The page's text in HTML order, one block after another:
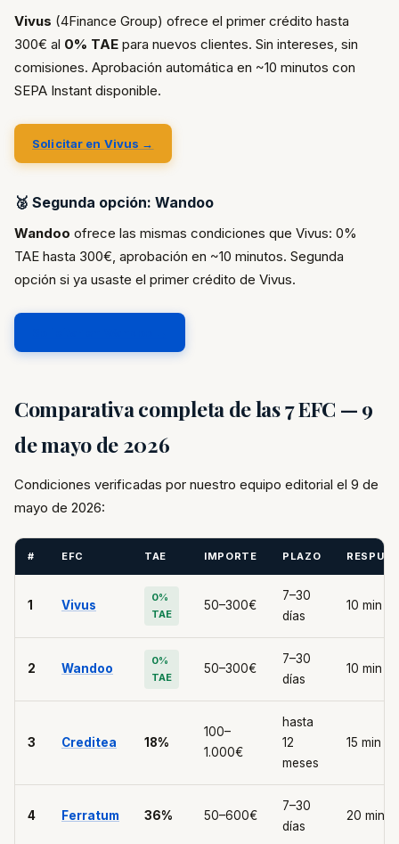
Vivus (4Finance Group) ofrece el primer crédito hasta
300€ al 0% TAE para nuevos clientes. Sin intereses, sin
comisiones. Aprobación automática en ~10 minutos con
SEPA Instant disponible.
Solicitar en Vivus →
🥈 Segunda opción: Wandoo
Wandoo ofrece las mismas condiciones que Vivus: 0%
TAE hasta 300€, aprobación en ~10 minutos. Segunda
opción si ya usaste el primer crédito de Vivus.
Comparativa completa de las 7 EFC — 9
de mayo de 2026
Condiciones verificadas por nuestro equipo editorial el 9 de
mayo de 2026:
# EFC TAE IMPORTE PLAZO
1 Vivus
0%
TAE
50–300€
7–30
días
10 min
2 Wandoo
0%
TAE
50–300€
7–30
días
10 min
3 Creditea 18%
100–
1.000€
hasta
12
meses
15 min
4 Ferratum 36% 50–600€
7–30
días
20 min